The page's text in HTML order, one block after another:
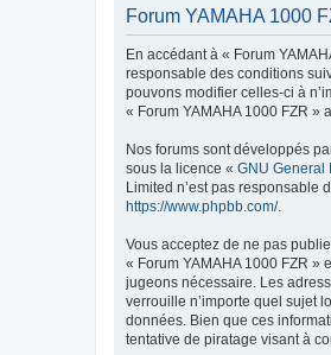
Forum YAMAHA 1000
En accédant à « Forum
responsable des conditions
pouvons modifier celles-ci à
« Forum YAMAHA 1000 FZR »
Nos forums sont développés
sous la licence « GNU General
Limited n’est pas responsable
https://www.phpbb.com/.
Vous acceptez de ne pas
« Forum YAMAHA 1000 FZR »
jugeons nécessaire. Les
verrouille n’importe quel sujet
données. Bien que ces
tentative de piratage visant à